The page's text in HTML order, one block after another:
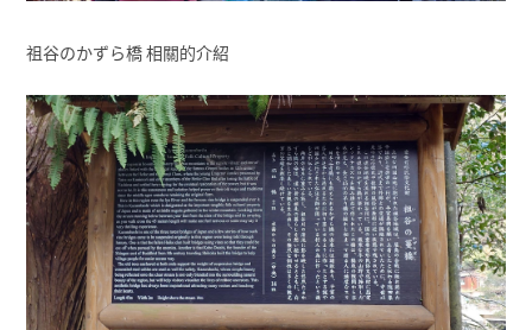
祖谷のかずら橋 相關的介紹